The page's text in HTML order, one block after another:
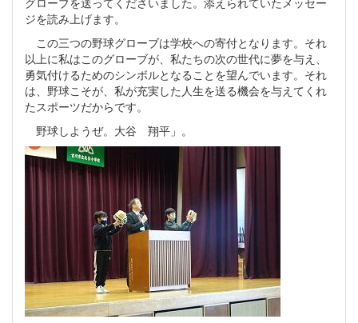
ジを読み上げます。
この三つの野球グローブは学校への寄付となります。それ
以上に私はこのグローブが、私たちの次の世代に夢を与え、
勇気付けるためのシンボルとなることを望んでいます。それ
は、野球こそが、私が充実した人生を送る機会を与えてくれ
たスポーツだからです。
野球しようぜ。大谷 翔平」。